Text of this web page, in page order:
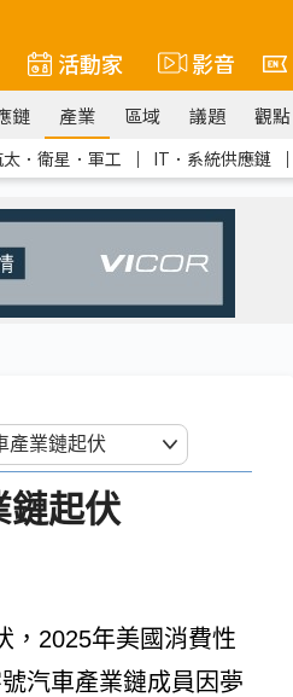
活動家 影音
鏈 產業 區域 議題 觀點
．衛星．軍工 ｜ IT．系統供應鏈 ｜
起伏
，2025年美國消費性
汽車產業鏈成員因夢